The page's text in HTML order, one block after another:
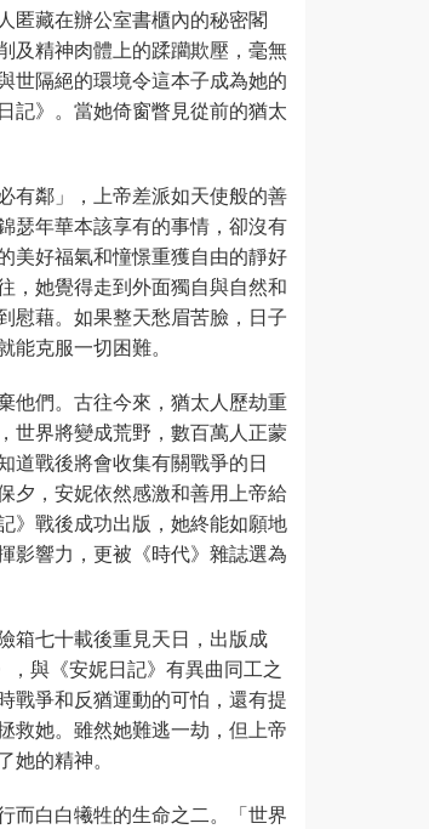
匿藏在辦公室書櫃內的秘密閣
及精神肉體上的蹂躪欺壓，毫無
世隔絕的環境令這本子成為她的
》。當她倚窗瞥見從前的猶太
有鄰」，上帝差派如天使般的善
瑟年華本該享有的事情，卻沒有
美好福氣和憧憬重獲自由的靜好
，她覺得走到外面獨自與自然和
慰藉。如果整天愁眉苦臉，日子
克服一切困難。
他們。古往今來，猶太人歷劫重
世界將變成荒野，數百萬人正蒙
道戰後將會收集有關戰爭的日
夕，安妮依然感激和善用上帝給
》戰後成功出版，她終能如願地
影響力，更被《時代》雜誌選為
箱七十載後重見天日，出版成
，與《安妮日記》有異曲同工之
戰爭和反猶運動的可怕，還有提
救她。雖然她難逃一劫，但上帝
的精神。
而白白犧牲的生命之二。「世界